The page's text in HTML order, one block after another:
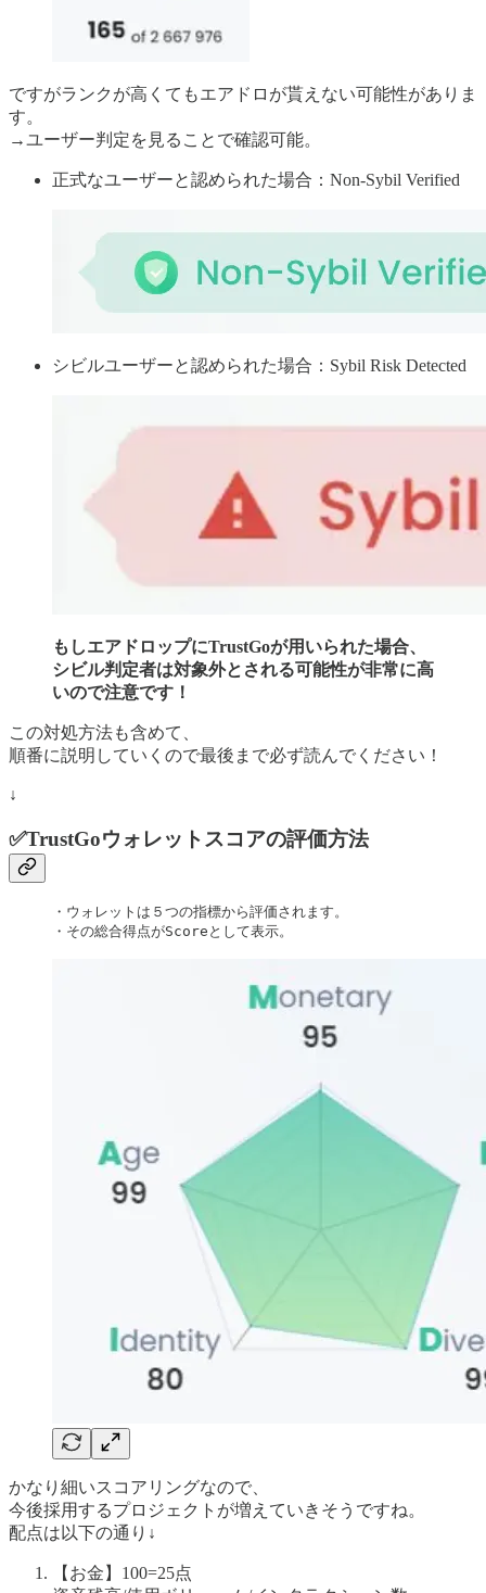
ですがランクが高くてもエアドロが貰えない可能性がありま
す。
→ユーザー判定を見ることで確認可能。
正式なユーザーと認められた場合：Non-Sybil Verified
シビルユーザーと認められた場合：Sybil Risk Detected
もしエアドロップにTrustGoが用いられた場合、
シビル判定者は対象外とされる可能性が非常に高
いので注意です！
この対処方法も含めて、
順番に説明していくので最後まで必ず読んでください！
↓
✅TrustGoウォレットスコアの評価方法
・ウォレットは５つの指標から評価されます。
・その総合得点がScoreとして表示。
かなり細いスコアリングなので、
今後採用するプロジェクトが増えていきそうですね。
配点は以下の通り↓
【お金】100=25点